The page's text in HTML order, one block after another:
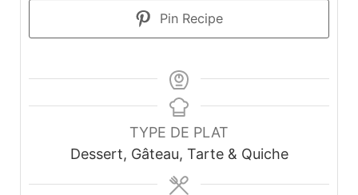
Pin Recipe
TYPE DE PLAT
Dessert, Gâteau, Tarte & Quiche